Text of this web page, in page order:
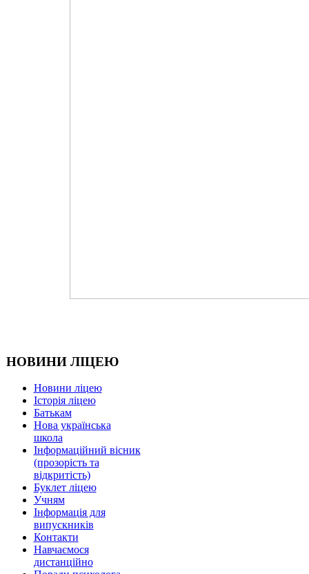
НОВИНИ ЛІЦЕЮ
Новини ліцею
Історія ліцею
Батькам
Нова українська
школа
Інформаційний вісник
(прозорість та
відкритість)
Буклет ліцею
Учням
Інформація для
випускників
Контакти
Навчаємося
дистанційно